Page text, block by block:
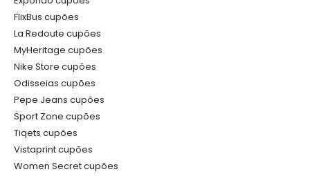
FlixBus cupões
La Redoute cupões
MyHeritage cupões
Nike Store cupões
Odisseias cupões
Pepe Jeans cupões
Sport Zone cupões
Tiqets cupões
Vistaprint cupões
Women Secret cupões